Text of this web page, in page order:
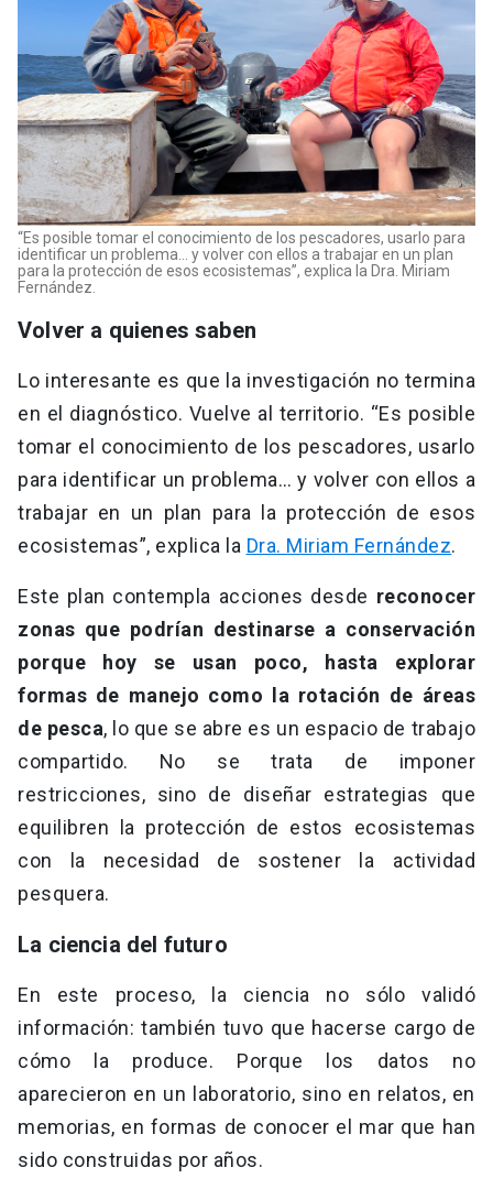
“Es posible tomar el conocimiento de los pescadores, usarlo para
identificar un problema… y volver con ellos a trabajar en un plan
para la protección de esos ecosistemas”, explica la Dra. Miriam
Fernández.
Volver a quienes saben
Lo interesante es que la investigación no termina
en el diagnóstico. Vuelve al territorio. “Es posible
tomar el conocimiento de los pescadores, usarlo
para identificar un problema… y volver con ellos a
trabajar en un plan para la protección de esos
ecosistemas”, explica la Dra. Miriam Fernández.
Este plan contempla acciones desde reconocer
zonas que podrían destinarse a conservación
porque hoy se usan poco, hasta explorar
formas de manejo como la rotación de áreas
de pesca, lo que se abre es un espacio de trabajo
compartido. No se trata de imponer
restricciones, sino de diseñar estrategias que
equilibren la protección de estos ecosistemas
con la necesidad de sostener la actividad
pesquera.
La ciencia del futuro
En este proceso, la ciencia no sólo validó
información: también tuvo que hacerse cargo de
cómo la produce. Porque los datos no
aparecieron en un laboratorio, sino en relatos, en
memorias, en formas de conocer el mar que han
sido construidas por años.